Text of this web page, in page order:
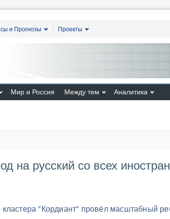
и Прогнозы Проекты
Мир и Россия Между тем Аналитика
на русский со всех
"Кордиант" провёл масштабный